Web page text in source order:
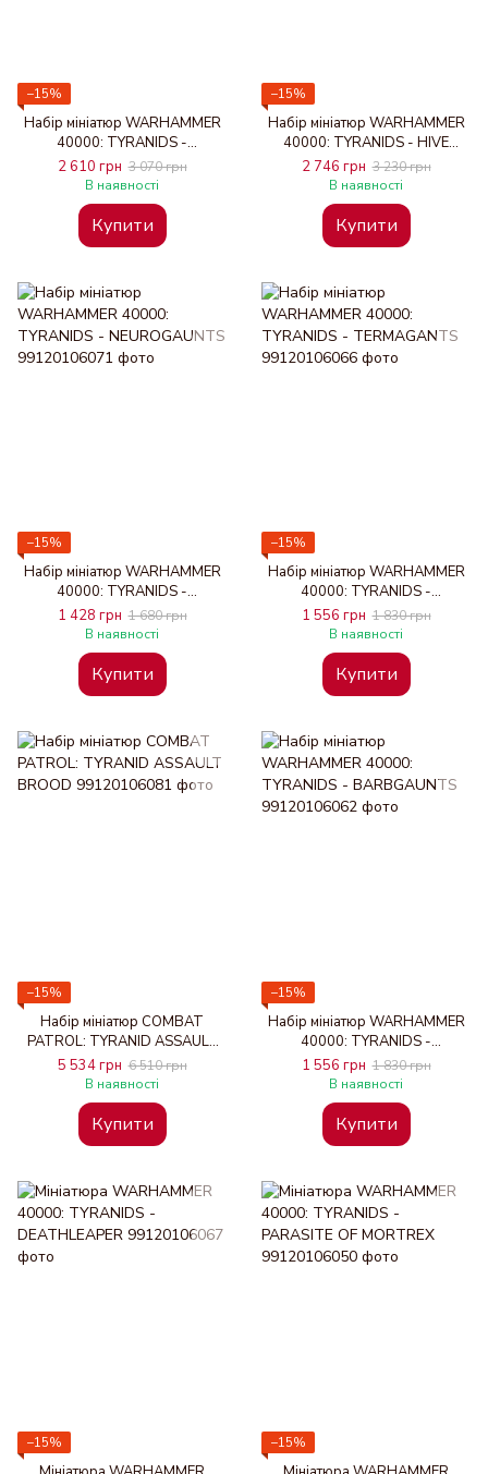
−15%
Набір мініатюр WARHAMMER
40000: TYRANIDS -
VENOMTHROPES
2 610 грн 3 070 грн
В наявності
Купити
−15%
Набір мініатюр WARHAMMER
40000: TYRANIDS - HIVE
GUARD
2 746 грн 3 230 грн
В наявності
Купити
−15%
Набір мініатюр WARHAMMER
40000: TYRANIDS -
NEUROGAUNTS
1 428 грн 1 680 грн
В наявності
Купити
−15%
Набір мініатюр WARHAMMER
40000: TYRANIDS -
TERMAGANTS
1 556 грн 1 830 грн
В наявності
Купити
−15%
Набір мініатюр COMBAT
PATROL: TYRANID ASSAULT
BROOD
5 534 грн 6 510 грн
В наявності
Купити
−15%
Набір мініатюр WARHAMMER
40000: TYRANIDS -
BARBGAUNTS
1 556 грн 1 830 грн
В наявності
Купити
−15% −15%